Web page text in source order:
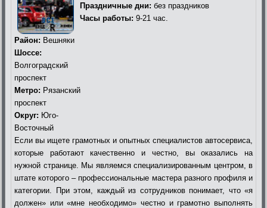
Праздничные дни: без праздников
Часы работы: 9-21 час.
Район: Вешняки
Шоссе:
Волгоградский
проспект
Метро: Рязанский
проспект
Округ: Юго-
Восточный
Если вы ищете грамотных и опытных специалистов автосервиса,
которые работают качественно и честно, вы оказались на
нужной странице. Мы являемся специализированным центром, в
штате которого – профессиональные мастера разного профиля и
категории. При этом, каждый из сотрудников понимает, что «я
должен» или «мне необходимо» честно и грамотно выполнять